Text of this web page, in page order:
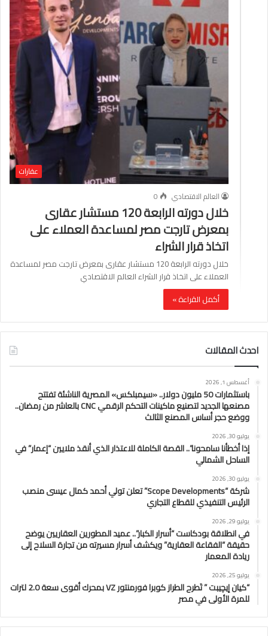
عقارات
العالم الاقتصادي
0
خلال دورته الرابعة 120 مستشار عقارى
بمعرض تارجت مصر لمساعدة العملاء على
اتخاذ قرار الشراء
خلال دورته الرابعة 120 مستشار عقارى بمعرض تارجت مصر لمساعدة
العملاء على اتخاذ قرار الشراء العالم الاقتصادي
أكمل القراءة »
احدث المقالات
أغسطس 1, 2026
باستثمارات 50 مليون دولار.. «سيمبلكس» المصرية الناشئة تفتتح
مصنعها الجديد لتصنيع ماكينات التحكم الرقمي CNC بالعاشر من رمضان..
ووضع حجر أساس المصنع الثالث
يوليو 30, 2026
إذا أخطأنا سامحونا”.. القصة الكاملة للاعتذار الذي أنقذ ملايين “إعمار” في
الساحل الشمالي
يوليو 30, 2026
شركة “Scope Developments” تعلن تولي أحمد كمال عيسى منصب
الرئيس التنفيذي للقطاع التجاري
يوليو 29, 2026
في انطلاقة بودكاست “أسرار الكبار”.. عميد المطورين العقاريين يوضح
حقيقة “الفقاعة العقارية” ويكشف أسرار مسيرته من تجارة السلاح إلى
ريادة المعمار
يوليو 25, 2026
“كيان إيچيبت ” تَطرح الطراز كوبرا فورمنتور VZ بمحرك أقوى سعة 2.0 لترات
للمرة الأولى في مصر